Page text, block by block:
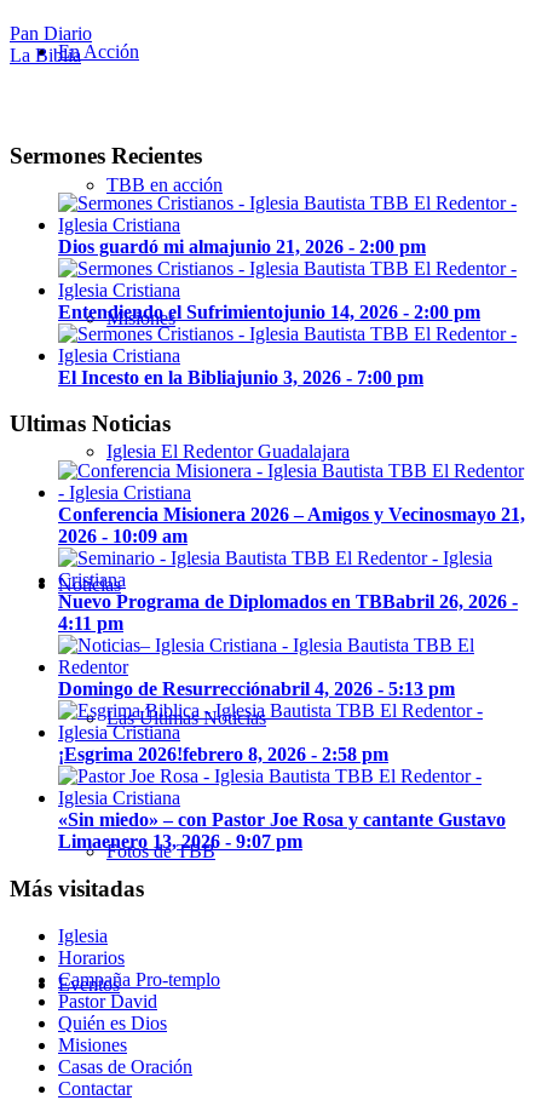
En Acción
TBB en acción
Misiones
Iglesia El Redentor Guadalajara
Noticias
Las Últimas Noticias
Fotos de TBB
Eventos
Pan Diario
La Biblia
Sermones Recientes
Dios guardó mi almajunio 21, 2026 - 2:00 pm
Entendiendo el Sufrimientojunio 14, 2026 - 2:00 pm
El Incesto en la Bibliajunio 3, 2026 - 7:00 pm
Ultimas Noticias
Conferencia Misionera 2026 – Amigos y Vecinosmayo 21,
2026 - 10:09 am
Nuevo Programa de Diplomados en TBBabril 26, 2026 -
4:11 pm
Domingo de Resurrecciónabril 4, 2026 - 5:13 pm
¡Esgrima 2026!febrero 8, 2026 - 2:58 pm
«Sin miedo» – con Pastor Joe Rosa y cantante Gustavo
Limaenero 13, 2026 - 9:07 pm
Más visitadas
Iglesia
Horarios
Campaña Pro-templo
Pastor David
Quién es Dios
Misiones
Casas de Oración
Contactar